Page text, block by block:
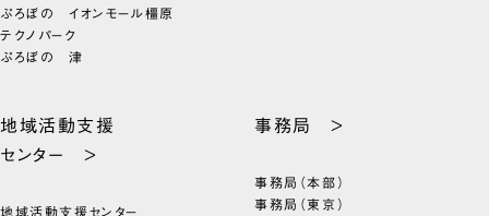
ぷろぼの イオンモール橿原
テクノパーク
ぷろぼの 津
地域活動支援
センター >
地域活動支援センター
事務局 >
事務局（本部）
事務局（東京）